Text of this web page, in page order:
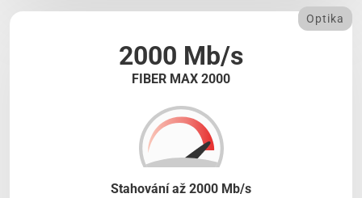
2000 Mb/s
FIBER MAX 2000
Optika
Stahování až 2000 Mb/s